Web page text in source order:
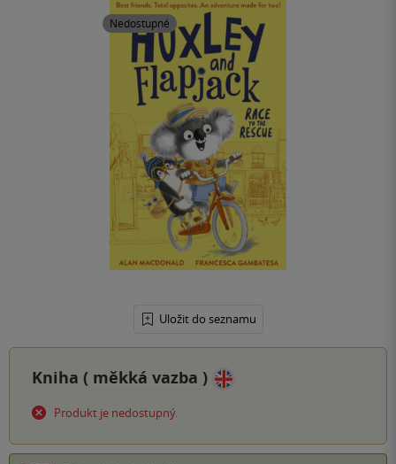
Nedostupné
Uložit do seznamu
Kniha ( měkká vazba )
Produkt je nedostupný.